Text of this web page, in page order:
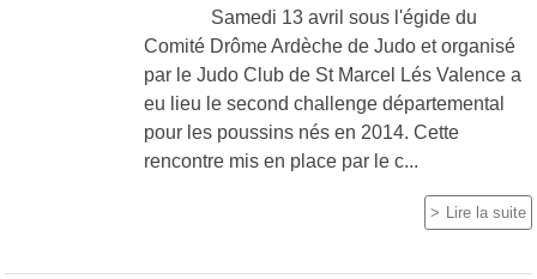
Samedi 13 avril sous l'égide du
Comité Drôme Ardèche de Judo et organisé
par le Judo Club de St Marcel Lés Valence a
eu lieu le second challenge départemental
pour les poussins nés en 2014. Cette
rencontre mis en place par le c...
Lire la suite